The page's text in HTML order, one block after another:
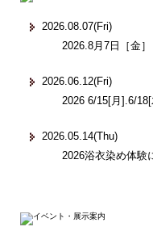
2026.08.07(Fri)
2026.8月7日［金
2026.06.12(Fri)
2026 6/15[月].6/
2026.05.14(Thu)
2026浴衣染め体験